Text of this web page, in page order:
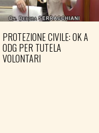
PROTEZIONE CIVILE: OK A
ODG PER TUTELA
VOLONTARI